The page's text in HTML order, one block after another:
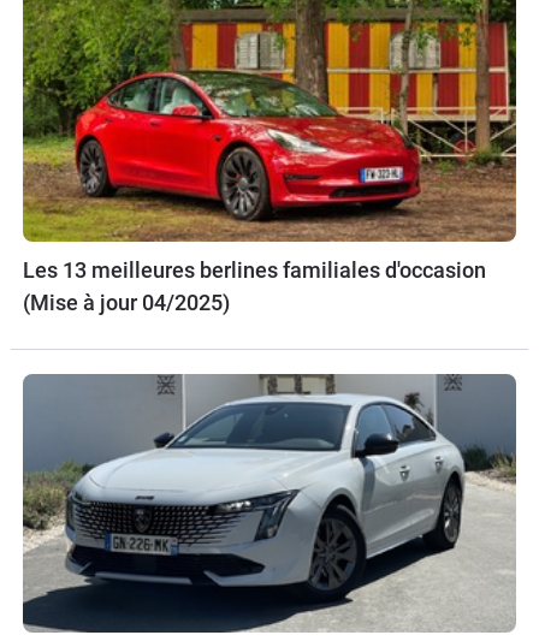
Les 13 meilleures berlines familiales d'occasion
(Mise à jour 04/2025)